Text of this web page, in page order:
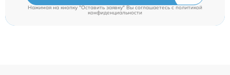
Нажимая на кнопку "Оставить заявку" Вы соглашаетесь c политикой
конфиденциальности